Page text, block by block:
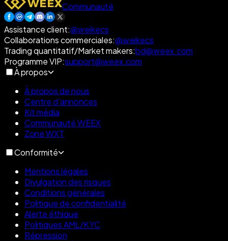
Communauté
Assistance client:@weikecs
Collaborations commerciales:@weikecs
Trading quantitatif/Market makers:bd@weex.com
Programme VIP:support@weex.com
À propos
À propos de nous
Centre d'annonces
Kit média
Communauté WEEX
Zone WXT
Conformité
Mentions légales
Divulgation des risques
Conditions générales
Politique de confidentialité
Alerte éthique
Politiques AML/KYC
Répression